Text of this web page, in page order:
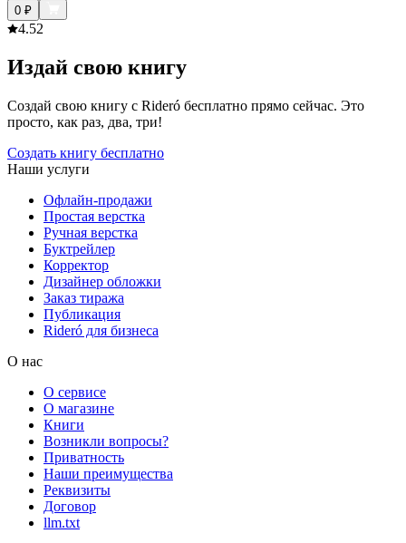
0 ₽
4.52
Издай свою книгу
Создай свою книгу с Rideró бесплатно прямо сейчас. Это
просто, как раз, два, три!
Создать книгу бесплатно
Наши услуги
Офлайн-продажи
Простая верстка
Ручная верстка
Буктрейлер
Корректор
Дизайнер обложки
Заказ тиража
Публикация
Rideró для бизнеса
О нас
О сервисе
О магазине
Книги
Возникли вопросы?
Приватность
Наши преимущества
Реквизиты
Договор
llm.txt